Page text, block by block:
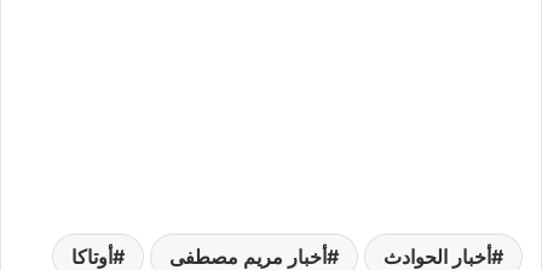
أخبار الحوادث أخبار مريم مصطفى أوتاكا